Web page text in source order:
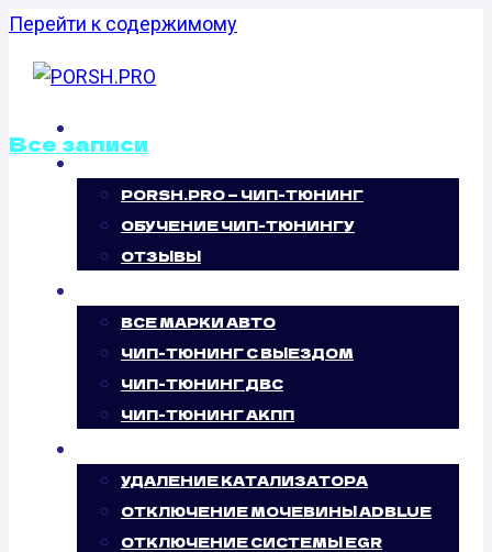
Перейти к содержимому
PORSH.PRO — ЧИП-ТЮНИНГ
ОБУЧЕНИЕ ЧИП-ТЮНИНГУ
ОТЗЫВЫ
ВСЕ МАРКИ АВТО
ЧИП-ТЮНИНГ С ВЫЕЗДОМ
ЧИП-ТЮНИНГ ДВС
ЧИП-ТЮНИНГ АКПП
УДАЛЕНИЕ КАТАЛИЗАТОРА
ОТКЛЮЧЕНИЕ МОЧЕВИНЫ ADBLUE
ОТКЛЮЧЕНИЕ СИСТЕМЫ EGR
Все записи
ОТКЛЮЧЕНИЕ
ВИХРЕВЫХ
ЗАСЛОНОК
CHEVROLET
COLORADO 2.9
(185 Л.С.)